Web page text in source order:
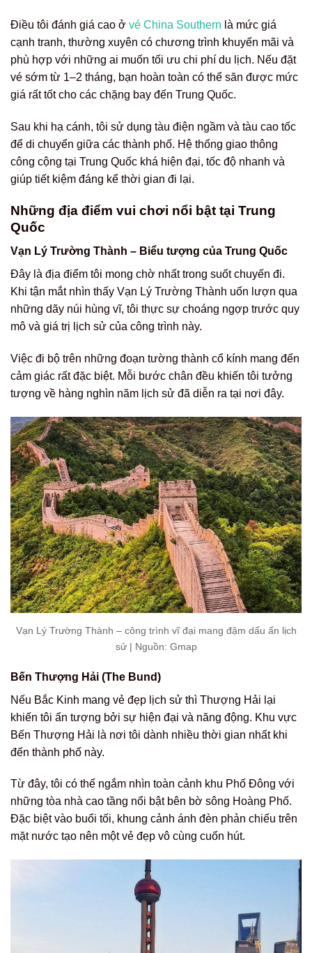
Điều tôi đánh giá cao ở vé China Southern là mức giá
cạnh tranh, thường xuyên có chương trình khuyến mãi và
phù hợp với những ai muốn tối ưu chi phí du lịch. Nếu đặt
vé sớm từ 1–2 tháng, bạn hoàn toàn có thể săn được mức
giá rất tốt cho các chặng bay đến Trung Quốc.
Sau khi hạ cánh, tôi sử dụng tàu điện ngầm và tàu cao tốc
để di chuyển giữa các thành phố. Hệ thống giao thông
công cộng tại Trung Quốc khá hiện đại, tốc độ nhanh và
giúp tiết kiệm đáng kể thời gian đi lại.
Những địa điểm vui chơi nổi bật tại Trung
Quốc
Vạn Lý Trường Thành – Biểu tượng của Trung Quốc
Đây là địa điểm tôi mong chờ nhất trong suốt chuyến đi.
Khi tận mắt nhìn thấy Vạn Lý Trường Thành uốn lượn qua
những dãy núi hùng vĩ, tôi thực sự choáng ngợp trước quy
mô và giá trị lịch sử của công trình này.
Việc đi bộ trên những đoạn tường thành cổ kính mang đến
cảm giác rất đặc biệt. Mỗi bước chân đều khiến tôi tưởng
tượng về hàng nghìn năm lịch sử đã diễn ra tại nơi đây.
Vạn Lý Trường Thành – công trình vĩ đại mang đậm dấu ấn lịch
sử | Nguồn: Gmap
Bến Thượng Hải (The Bund)
Nếu Bắc Kinh mang vẻ đẹp lịch sử thì Thượng Hải lại
khiến tôi ấn tượng bởi sự hiện đại và năng động. Khu vực
Bến Thượng Hải là nơi tôi dành nhiều thời gian nhất khi
đến thành phố này.
Từ đây, tôi có thể ngắm nhìn toàn cảnh khu Phố Đông với
những tòa nhà cao tầng nổi bật bên bờ sông Hoàng Phố.
Đặc biệt vào buổi tối, khung cảnh ánh đèn phản chiếu trên
mặt nước tạo nên một vẻ đẹp vô cùng cuốn hút.